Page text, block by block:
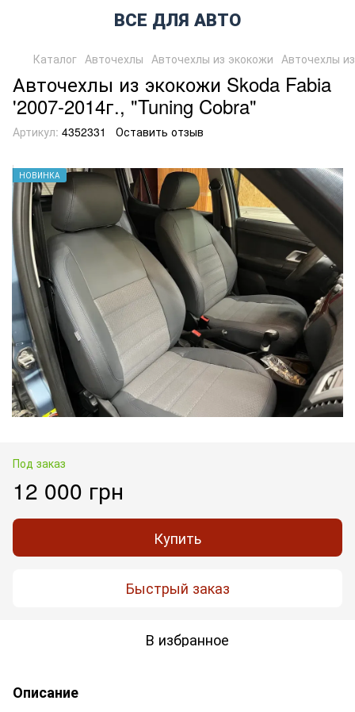
ВСЕ ДЛЯ АВТО
Каталог Авточехлы Авточехлы из экокожи Авточехлы
Авточехлы из экокожи Skoda Fabia
'2007-2014г., "Tuning Cobra"
Артикул: 4352331 Оставить отзыв
НОВИНКА
Под заказ
12 000 грн
Купить
Быстрый заказ
В избранное
Описание